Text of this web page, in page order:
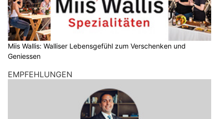
Miis Wallis: Walliser Lebensgefühl zum Verschenken und
Geniessen
EMPFEHLUNGEN